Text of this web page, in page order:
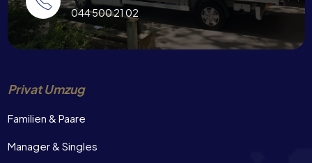
044 500 21 02
Privat Umzug
Familien & Paare
Manager & Singles